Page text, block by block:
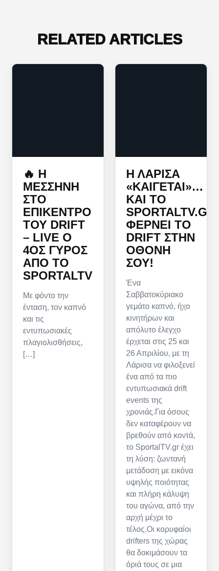
RELATED ARTICLES
🔥 Η
ΜΕΣΣΉΝΗ
ΣΤΟ
ΕΠΊΚΕΝΤΡΟ
ΤΟΥ DRIFT
– LIVE Ο
4ΟΣ ΓΎΡΟΣ
ΑΠΌ ΤΟ
SPORTALTV
Με φόντο την
ένταση, τον καπνό
και τις
εντυπωσιακές
πλαγιολισθήσεις,
[…]
Η ΛΆΡΙΣΑ
«ΚΑΊΓΕΤΑΙ»…
ΚΑΙ ΤΟ
SPORTALTV.GR
ΦΈΡΝΕΙ ΤΟ
DRIFT ΣΤΗΝ
ΟΘΌΝΗ
ΣΟΥ!
Ένα
Σαββατοκύριακο
γεμάτο καπνό, ήχο
κινητήρων και
απόλυτο έλεγχο
έρχεται στις 25 και
26 Απριλίου, με τη
Λάρισα να φιλοξενεί
ένα από τα πιο
εντυπωσιακά drift
events της
χρονιάς.Για όσους
δεν καταφέρουν να
βρεθούν από κοντά,
το SportalTV.gr έχει
τη λύση: ζωντανή
μετάδοση με εικόνα
υψηλής ποιότητας
και πλήρη κάλυψη
του αγώνα, από την
αρχή μέχρι το
τέλος.Οι κορυφαίοι
drifters της χώρας
θα δοκιμάσουν τα
όριά τους σε μια